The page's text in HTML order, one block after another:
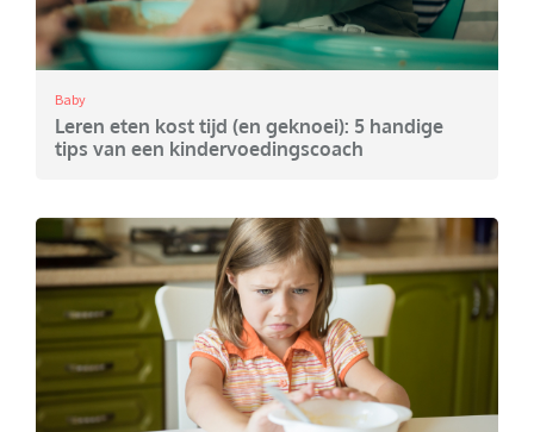
Baby
Leren eten kost tijd (en geknoei): 5 handige
tips van een kindervoedingscoach